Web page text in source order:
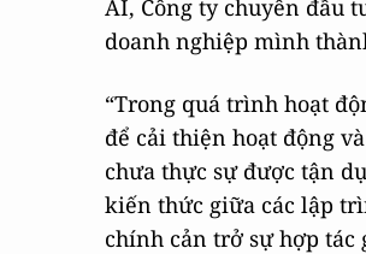
AI, Công ty chuyên đầu
doanh nghiệp mình
“Trong quá trình hoạt
để cải thiện hoạt động
chưa thực sự được tận
kiến thức giữa các lập
chính cản trở sự hợp